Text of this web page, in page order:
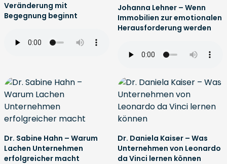
Veränderung mit
Begegnung beginnt
Johanna Lehner – Wenn
Immobilien zur emotionalen
Herausforderung werden
Dr. Sabine Hahn – Warum
Lachen Unternehmen
erfolgreicher macht
Dr. Daniela Kaiser – Was
Unternehmen von Leonardo
da Vinci lernen können